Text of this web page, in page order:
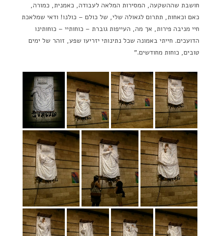
חושבת שההשקעה, המסירות המלאה לעבודה, כאמנית, כמורה,
כאם וכאחות, תתרום לגאולה שלי, של כולם – כולנו! ודאי שמלאכת
חיי מניבה פירות, אך מה, העייפות גוברת – כוחותיי – כוחותינו
הדועכים. חייתי באמונה שכל נתינותי יזריעו שפע, זוהר של ימים
טובים, כוחות מחודשים."